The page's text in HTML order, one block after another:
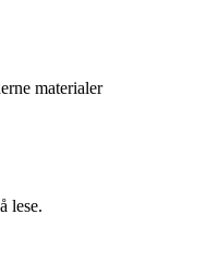
materialer
lese.